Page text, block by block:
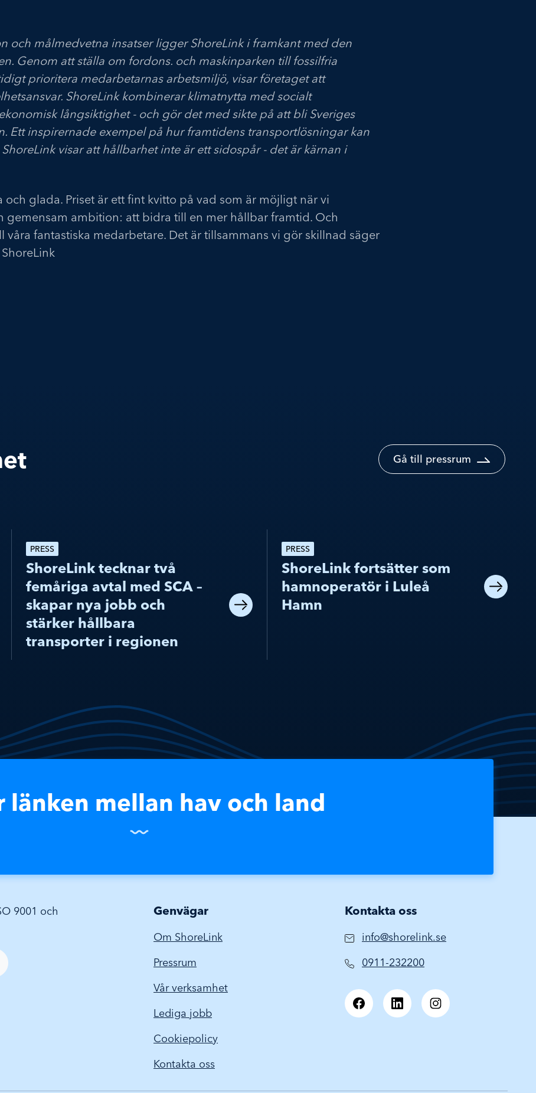
och målmedvetna insatser ligger ShoreLink i framkant med den
Genom att ställa om fordons. och maskinparken till fossilfria
prioritera medarbetarnas arbetsmiljö, visar företaget att
ShoreLink kombinerar klimatnytta med socialt
långsiktighet - och gör det med sikte på att bli Sveriges
Ett inspirernade exempel på hur framtidens transportlösningar kan
visar att hållbarhet inte är ett sidospår - det är kärnan i
och glada. Priset är ett fint kvitto på vad som är möjligt när vi
gemensam ambition: att bidra till en mer hållbar framtid. Och
våra fantastiska medarbetare. Det är tillsammans vi gör skillnad säger
Gå till pressrum
ShoreLink tecknar två
femåriga avtal med SCA –
skapar nya jobb och
stärker hållbara
transporter i regionen
PRESS
ShoreLink fortsätter som
hamnoperatör i Luleå
Hamn
PRESS
länken mellan hav och land
9001 och
Genvägar
Om ShoreLink
Pressrum
Vår verksamhet
Lediga jobb
Cookiepolicy
Kontakta oss
Kontakta oss
info@shorelink.se
0911-232200